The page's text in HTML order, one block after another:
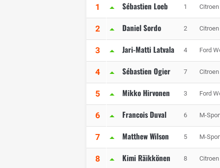
1 Sébastien Loeb 1
2 Daniel Sordo 2
3 Jari-Matti Latvala 4 Ford
4 Sébastien Ogier 7
5 Mikko Hirvonen 3 Ford
6 Francois Duval 6 M-
7 Matthew Wilson 5 M-
8 Kimi Räikkönen 8